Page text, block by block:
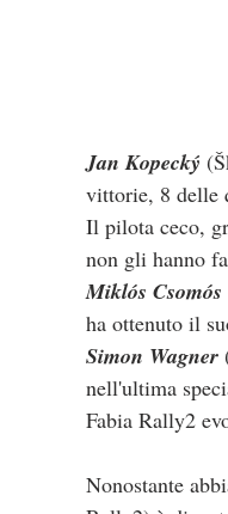
Jan Kopecký
vittorie, 8 delle
Il pilota ceco,
non gli hanno
Miklós Csomós
ha ottenuto il
Simon Wagner
nell'ultima
Fabia Rally2
Nonostante